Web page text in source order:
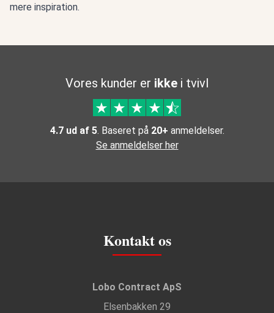
mere inspiration.
Vores kunder er ikke i tvivl
4.7 ud af 5. Baseret på 20+ anmeldelser.
Se anmeldelser her
Kontakt os
Lobo Contract ApS
Elsenbakken 29